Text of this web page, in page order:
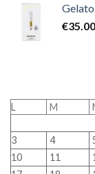
€35.00
L M
3
4
10
11